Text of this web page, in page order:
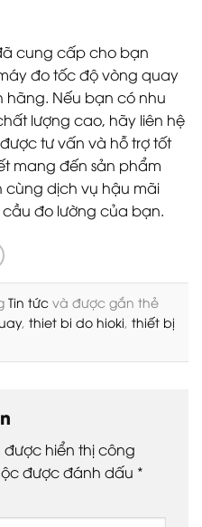
cung cấp cho bạn
đo tốc độ vòng quay
hãng. Nếu bạn có nhu
lượng cao, hãy liên hệ
tư vấn và hỗ trợ tốt
mang đến sản phẩm
dịch vụ hậu mãi
đo lường của bạn.
Tin tức và được gắn thẻ
, thiet bi do hioki thiết bị
được hiển thị công
được đánh dấu *